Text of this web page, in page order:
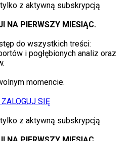
z aktywną subskrypcją
PIERWSZY MIESIĄC.
do wszystkich treści:
i pogłębionych analiz oraz
momencie.
SIĘ
z aktywną subskrypcją